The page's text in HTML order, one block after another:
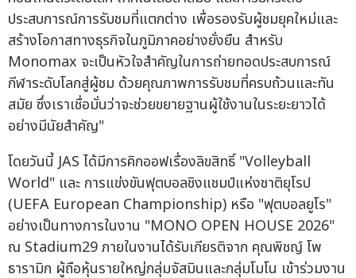
ประสบการณ์การรับชมที่แตกต่าง เพื่อรองรับผู้ชมยุคใหม่และ
สร้างโอกาสทางธุรกิจในภูมิภาคอย่างยั่งยืน สำหรับ
Monomax จะเป็นหัวใจสำคัญในการถ่ายทอดประสบการณ์
กีฬาระดับโลกสู่ผู้ชม ด้วยคุณภาพการรับชมที่ครบถ้วนและทัน
สมัย ซึ่งเราเชื่อมั่นว่าจะช่วยขยายฐานผู้ใช้งานในระยะยาวได้
อย่างมีนัยสำคัญ"
โดยวันนี้ JAS ได้มีการคิกออฟเรื่องลิขสิทธิ์ "Volleyball
World" และ การแข่งขันฟุตบอลชิงแชมป์แห่งชาติยุโรป
(UEFA European Championship) หรือ "ฟุตบอลยูโร"
อย่างเป็นทางการในงาน "MONO OPEN HOUSE 2026"
ณ Stadium29 ภายในงานได้รับเกียรติจาก คุณพิชญ์ โพ
ธารามิก ผู้ถือหุ้นรายใหญ่กลุ่มจัสมินและกลุ่มโมโน เข้าร่วมงาน